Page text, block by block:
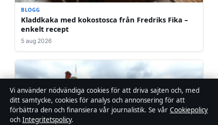
BLOGG
Kladdkaka med kokostosca från Fredriks Fika –
enkelt recept
5 aug 2026
Vi använder nödvändiga cookies för att driva sajten och, med
ditt samtycke, cookies för analys och annonsering för att
förbättra den och finansiera vår journalistik. Se vår Cookiepolicy
och Integritetspolicy.